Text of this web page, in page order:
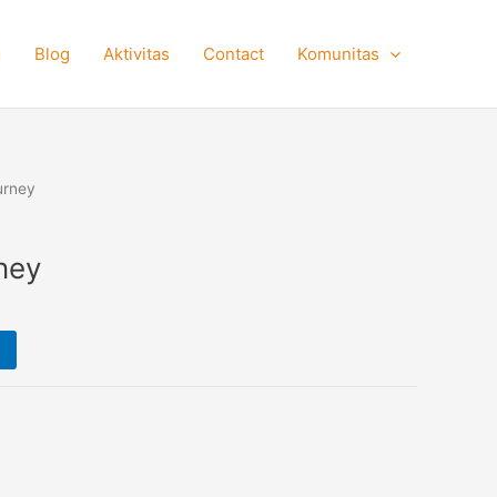
Blog Aktivitas Contact Komunitas